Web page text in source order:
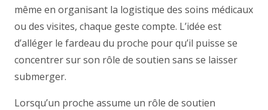
même en organisant la logistique des soins médicaux
ou des visites, chaque geste compte. L’idée est
d’alléger le fardeau du proche pour qu’il puisse se
concentrer sur son rôle de soutien sans se laisser
submerger.
Lorsqu’un proche assume un rôle de soutien